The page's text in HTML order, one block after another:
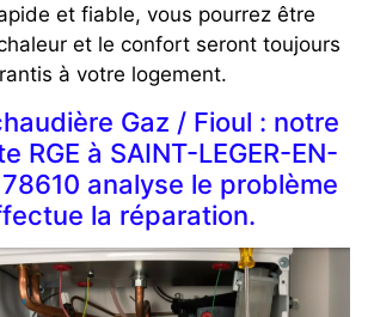
et fiable, vous pourrez être
et le confort seront toujours
à votre logement.
Gaz / Fioul : notre
RGE à SAINT-LEGER-EN-
78610 analyse le problème
la réparation.